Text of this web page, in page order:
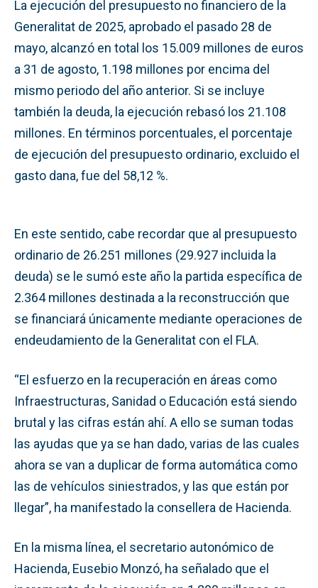
La ejecución del presupuesto no financiero de la
Generalitat de 2025, aprobado el pasado 28 de
mayo, alcanzó en total los 15.009 millones de euros
a 31 de agosto, 1.198 millones por encima del
mismo periodo del año anterior. Si se incluye
también la deuda, la ejecución rebasó los 21.108
millones. En términos porcentuales, el porcentaje
de ejecución del presupuesto ordinario, excluido el
gasto dana, fue del 58,12 %.
En este sentido, cabe recordar que al presupuesto
ordinario de 26.251 millones (29.927 incluida la
deuda) se le sumó este año la partida específica de
2.364 millones destinada a la reconstrucción que
se financiará únicamente mediante operaciones de
endeudamiento de la Generalitat con el FLA.
“El esfuerzo en la recuperación en áreas como
Infraestructuras, Sanidad o Educación está siendo
brutal y las cifras están ahí. A ello se suman todas
las ayudas que ya se han dado, varias de las cuales
ahora se van a duplicar de forma automática como
las de vehículos siniestrados, y las que están por
llegar”, ha manifestado la consellera de Hacienda.
En la misma línea, el secretario autonómico de
Hacienda, Eusebio Monzó, ha señalado que el